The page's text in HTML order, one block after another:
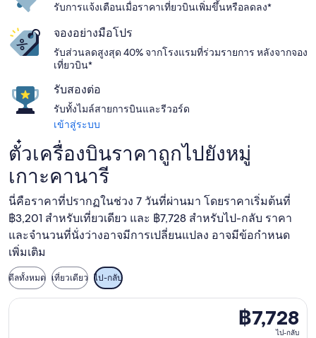
รับการแจ้งเตือนเมื่อราคาเที่ยวบินเพิ่มขึ้นหรือลดลง*
จองอย่างมือโปร
รับส่วนลดสูงสุด 40% จากโรงแรมที่ร่วมรายการ หลังจากจอง
เที่ยวบิน*
รับสองต่อ
รับทั้งไมล์สายการบินและรีวอร์ด
เข้าสู่ระบบ
ตั๋วเครื่องบินราคาถูกไปยังหมู่
เกาะคานารี
นี่คือราคาที่ปรากฏในช่วง 7 วันที่ผ่านมา โดยราคาเริ่มต้นที่
฿3,201 สำหรับเที่ยวเดียว และ ฿7,728 สำหรับไป-กลับ ราคา
และจำนวนที่นั่งว่างอาจมีการเปลี่ยนแปลง อาจมีข้อกำหนด
เพิ่มเติม
ดีลทั้งหมด เที่ยวเดียว ไป-กลับ
฿7,728
ไป-
฿7,728
ไป-กลับ
เลือกเที่ยวบิน Jet2 วัน พฤ. 26 พ.ย. จาก เอดินเบิร์ก ไป อาร์เร